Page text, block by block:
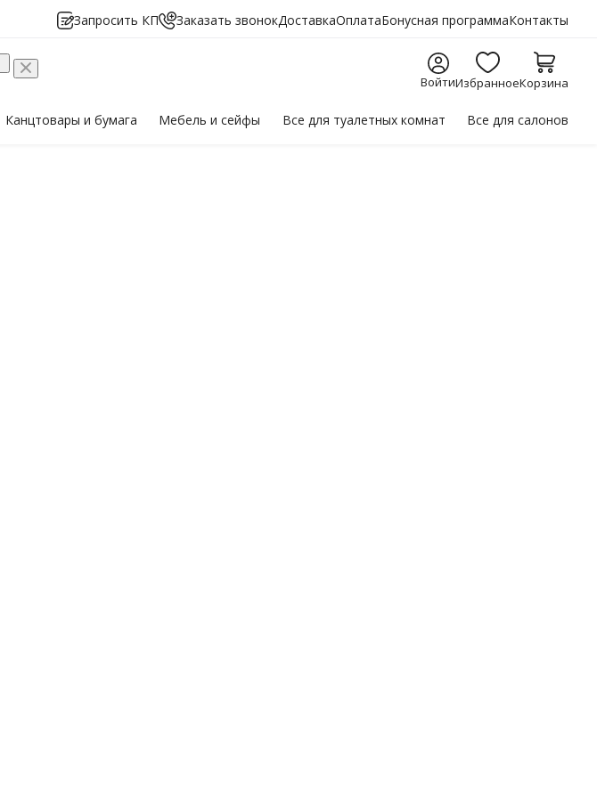
Запросить КП Заказать звонокДоставкаОплатаБонусная программаКонтакты
ВойтиИзбранноеКорзина
Канцтовары и бумага Мебельи сейфы Все для туалетных комнат Все для салонов